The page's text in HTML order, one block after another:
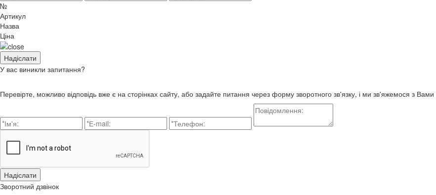
№
Артикул
Назва
Ціна
У вас виникли запитання?
Перевірте, можливо відповідь вже є на сторінках сайту, або задайте питання через форму зворотного зв'язку, і ми зв'яжемося з
Зворотний дзвінок